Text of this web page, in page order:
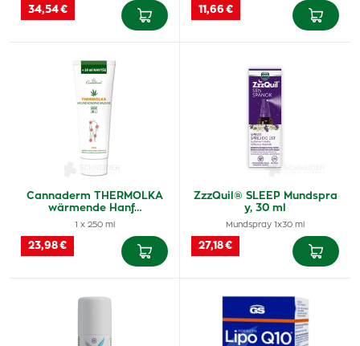
34,54 € 11,66 €
Cannaderm THERMOLKA
wärmende Hanf…
1 x 250 ml
23,98 €
ZzzQuil® SLEEP Mundspra
y, 30 ml
Mundspray 1x30 ml
27,18 €